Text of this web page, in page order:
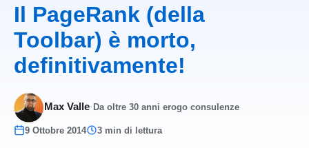
Il PageRank (della
Toolbar) è morto,
definitivamente!
Max Valle· Da oltre 30 anni erogo consulenze
9 Ottobre 2014 3 min di lettura